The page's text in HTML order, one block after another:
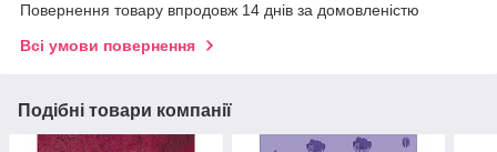
Повернення товару впродовж 14 днів за домовленістю
Всі умови повернення
Подібні товари компанії